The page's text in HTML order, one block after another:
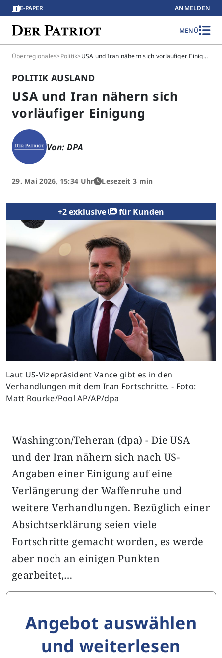
E-PAPER ANMELDEN
MENÜ
Überregionales>Politik> USA und Iran nähern sich vorläufiger Einigung
POLITIK AUSLAND
USA und Iran nähern sich
vorläufiger Einigung
Von: DPA
29. Mai 2026, 15:34 Uhr Lesezeit 3 min
+2 exklusive für Kunden
Laut US-Vizepräsident Vance gibt es in den
Verhandlungen mit dem Iran Fortschritte. - Foto:
Matt Rourke/Pool AP/AP/dpa
Previous Next
Washington/Teheran (dpa) - Die USA
und der Iran nähern sich nach US-
Angaben einer Einigung auf eine
Verlängerung der Waffenruhe und
weitere Verhandlungen. Bezüglich einer
Absichtserklärung seien viele
Fortschritte gemacht worden, es werde
aber noch an einigen Punkten
gearbeitet,…
Angebot auswählen
und weiterlesen